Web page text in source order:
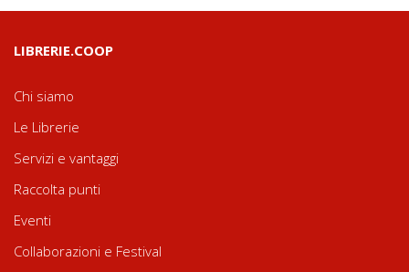
LIBRERIE.COOP
Chi siamo
Le Librerie
Servizi e vantaggi
Raccolta punti
Eventi
Collaborazioni e Festival